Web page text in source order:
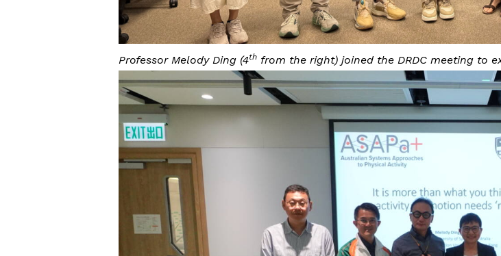
Professor Melody Ding (4th from the right) joined the DRDC meeting to